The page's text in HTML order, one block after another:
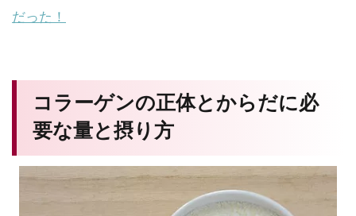
だった！
コラーゲンの正体とからだに必
要な量と摂り方